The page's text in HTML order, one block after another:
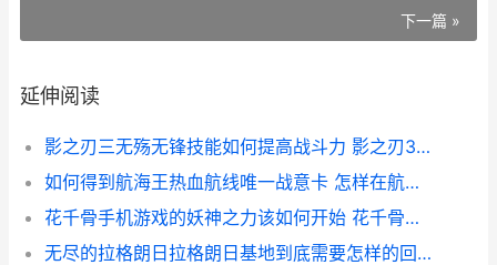
下一篇 »
延伸阅读
影之刃三无殇无锋技能如何提高战斗力 影之刃3无殇
如何得到航海王热血航线唯一战意卡 怎样在航海王中获得更多的抽奖券
花千骨手机游戏的妖神之力该如何开始 花千骨手机游戏免费下载
无尽的拉格朗日拉格朗日基地到底需要怎样的回血之法 无尽的拉格朗日藏宝阁